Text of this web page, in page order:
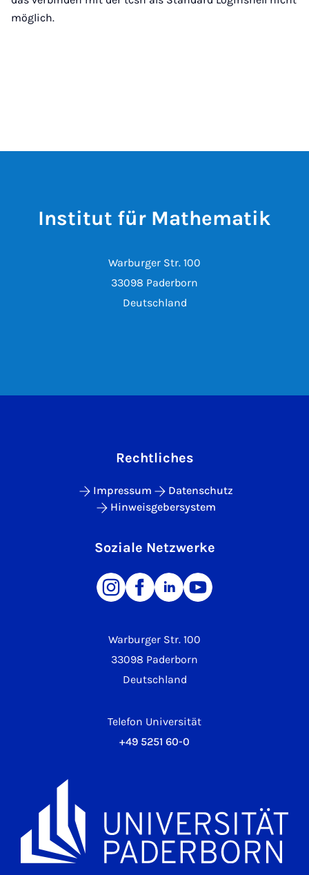
möglich.
Institut für Mathematik
Warburger Str. 100
33098 Paderborn
Deutschland
Warburger Str. 100
33098 Paderborn
Deutschland
Telefon Universität
+49 5251 60-0
Rechtliches
Impressum
Datenschutz
Hinweisgebersystem
Soziale Netzwerke